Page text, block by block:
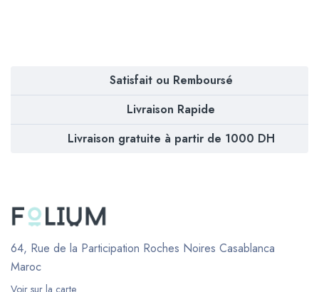
Satisfait ou Remboursé
Livraison Rapide
Livraison gratuite à partir de 1000 DH
64, Rue de la Participation Roches Noires Casablanca
Maroc
Voir sur la carte